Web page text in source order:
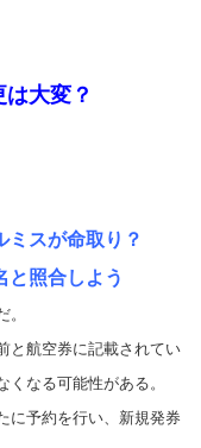
大変？
ミスが命取り？
と照合しよう
と航空券に記載されてい
なる可能性がある。
に予約を行い、新規発券